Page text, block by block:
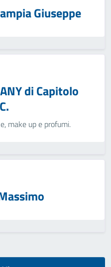
Giuseppe
di Capitolo
make up e profumi.